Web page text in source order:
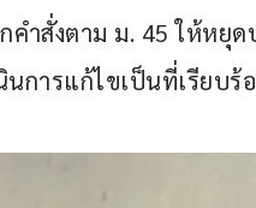
ำสั่งตาม ม. 45 ให้หยุด
การแก้ไขเป็นที่เรียบร้